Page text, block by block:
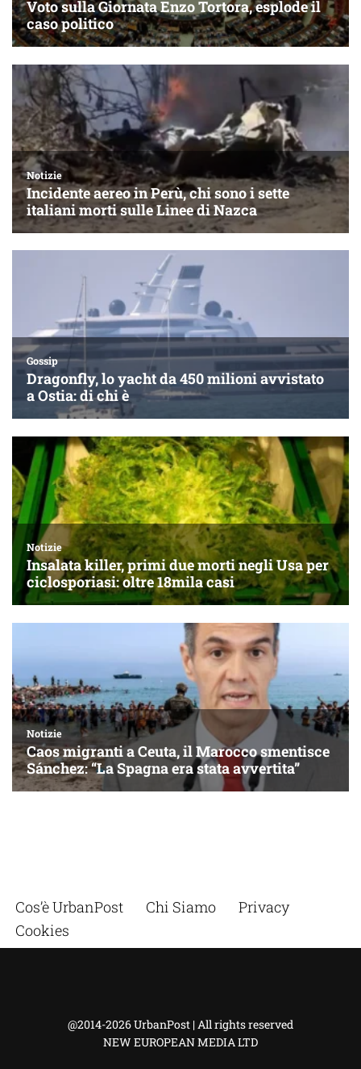
Cos’è UrbanPost Chi Siamo
Privacy
Cookies
@2014-2026 UrbanPost | All rights reserved
NEW EUROPEAN MEDIA LTD